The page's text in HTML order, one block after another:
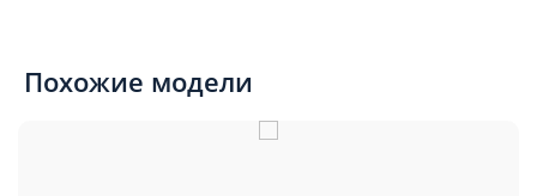
Похожие модели